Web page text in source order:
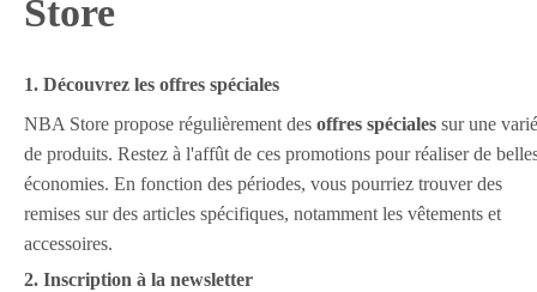
Store
1. Découvrez les offres spéciales
NBA Store propose régulièrement des offres spéciales sur une
de produits. Restez à l'affût de ces promotions pour réaliser de
économies. En fonction des périodes, vous pourriez trouver des
remises sur des articles spécifiques, notamment les vêtements et
accessoires.
2. Inscription à la newsletter